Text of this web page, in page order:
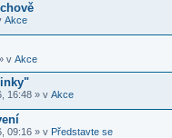
Akce
v Akce
16:48 » v Akce
09:16 » v Představte se